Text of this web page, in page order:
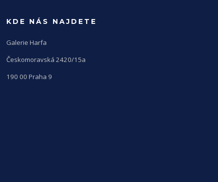
KDE NÁS NAJDETE
Galerie Harfa
Českomoravská 2420/15a
190 00 Praha 9